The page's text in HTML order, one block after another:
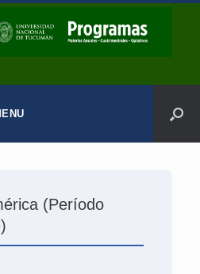
(Período